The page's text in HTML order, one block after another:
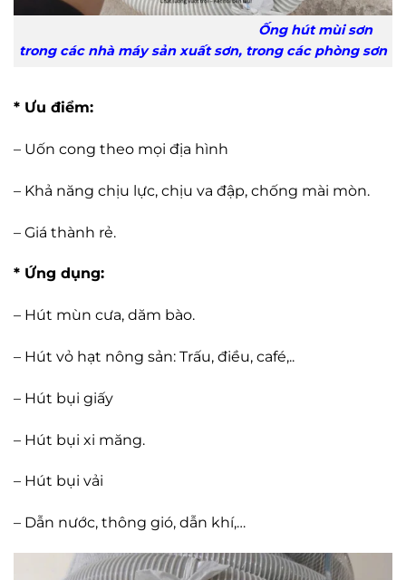
Ống hút mùi sơn
trong các nhà máy sản xuất sơn, trong các phòng sơn
* Ưu điểm:
– Uốn cong theo mọi địa hình
– Khả năng chịu lực, chịu va đập, chống mài mòn.
– Giá thành rẻ.
* Ứng dụng:
– Hút mùn cưa, dăm bào.
– Hút vỏ hạt nông sản: Trấu, điều, café,..
– Hút bụi giấy
– Hút bụi xi măng.
– Hút bụi vải
– Dẫn nước, thông gió, dẫn khí,…